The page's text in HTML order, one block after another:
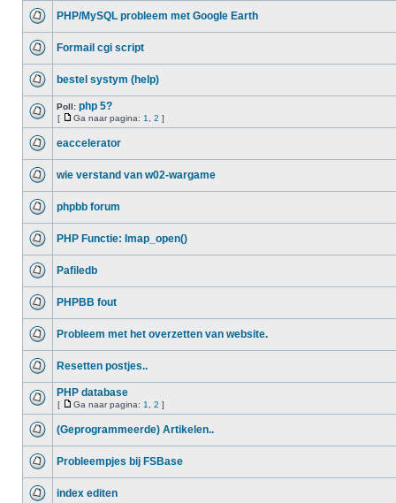
PHP/MySQL probleem met Google Earth
Formail cgi script
bestel systym (help)
Poll: php 5?
[ Ga naar pagina: 1 2 ]
eaccelerator
wie verstand van w02-wargame
phpbb forum
PHP Functie: Imap_open()
Pafiledb
PHPBB fout
Probleem met het overzetten van website.
Resetten postjes..
PHP database
[ Ga naar pagina: 1 2 ]
(Geprogrammeerde) Artikelen..
Probleempjes bij FSBase
index editen